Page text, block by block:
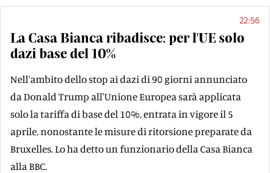
22:56
La Casa Bianca ribadisce: per l'UE solo
dazi base del 10%
Nell'ambito dello stop ai dazi di 90 giorni annunciato
da Donald Trump all'Unione Europea sarà applicata
solo la tariffa di base del 10%, entrata in vigore il 5
aprile, nonostante le misure di ritorsione preparate da
Bruxelles. Lo ha detto un funzionario della Casa Bianca
alla BBC.